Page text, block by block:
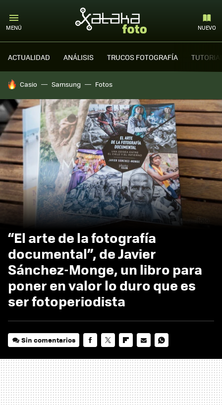
MENÚ NUEVO
ACTUALIDAD ANÁLISIS TRUCOS FOTOGRAFÍA
HOY SE HABLA DE
Casio Samsung Fotos
“El arte de la fotografía
documental”, de Javier
Sánchez-Monge, un libro para
poner en valor lo duro que es
ser fotoperiodista
Sin comentarios
MAIL